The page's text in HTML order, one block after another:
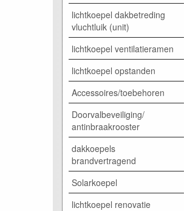
lichtkoepel dakbetreding
vluchtluik (unit)
lichtkoepel ventilatieramen
lichtkoepel opstanden
Accessoires/toebehoren
Doorvalbeveiliging/
antinbraakrooster
dakkoepels
brandvertragend
Solarkoepel
lichtkoepel renovatie